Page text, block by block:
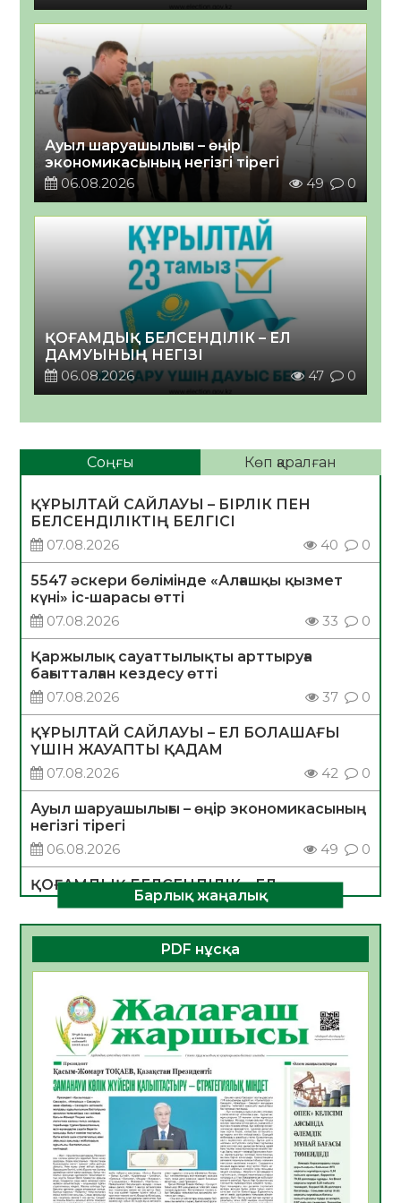
Ауыл шаруашылығы – өңір
экономикасының негізгі тірегі
06.08.2026
49 0
ҚОҒАМДЫҚ БЕЛСЕНДІЛІК – ЕЛ
ДАМУЫНЫҢ НЕГІЗІ
06.08.2026
47 0
Соңғы Көп қаралған
ҚҰРЫЛТАЙ САЙЛАУЫ – БІРЛІК ПЕН
БЕЛСЕНДІЛІКТІҢ БЕЛГІСІ
07.08.2026
40 0
5547 әскери бөлімінде «Алғашқы қызмет
күні» іс-шарасы өтті
07.08.2026
33 0
Қаржылық сауаттылықты арттыруға
бағытталған кездесу өтті
07.08.2026
37 0
ҚҰРЫЛТАЙ САЙЛАУЫ – ЕЛ БОЛАШАҒЫ
ҮШІН ЖАУАПТЫ ҚАДАМ
07.08.2026
42 0
Ауыл шаруашылығы – өңір экономикасының
негізгі тірегі
06.08.2026
49 0
ҚОҒАМДЫҚ БЕЛСЕНДІЛІК – ЕЛ
ДАМУЫНЫҢ НЕГІЗІ
06.08.2026
47 0
ҚҰРЫЛТАЙ САЙЛАУЫ – БОЛАШАҚҚА
БАСТАР ЖАУАПТЫ ТАҢДАУ
06.08.2026
Инфекциялық ауруларға қарсы иммундау
жұмыстарының тиімділігі
06.08.2026
51
Көкжөтел ауруы туралы
06.08.2026
48
АПВ вакцинасы туралы мәлімет
06.08.2026
47
Барлық жаңалық
PDF нұсқа